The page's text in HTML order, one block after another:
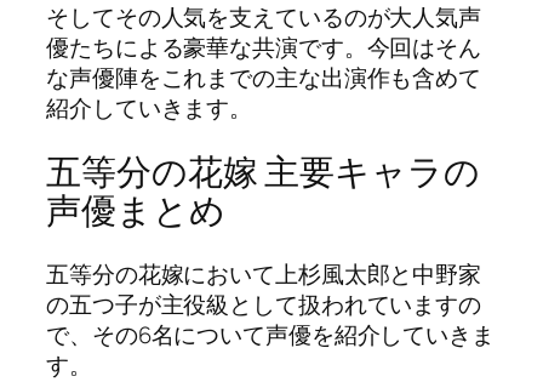
そしてその人気を支えているのが大人気声
優たちによる豪華な共演です。今回はそん
な声優陣をこれまでの主な出演作も含めて
紹介していきます。
五等分の花嫁 主要キャラの
声優まとめ
五等分の花嫁において上杉風太郎と中野家
の五つ子が主役級として扱われていますの
で、その6名について声優を紹介していきま
す。